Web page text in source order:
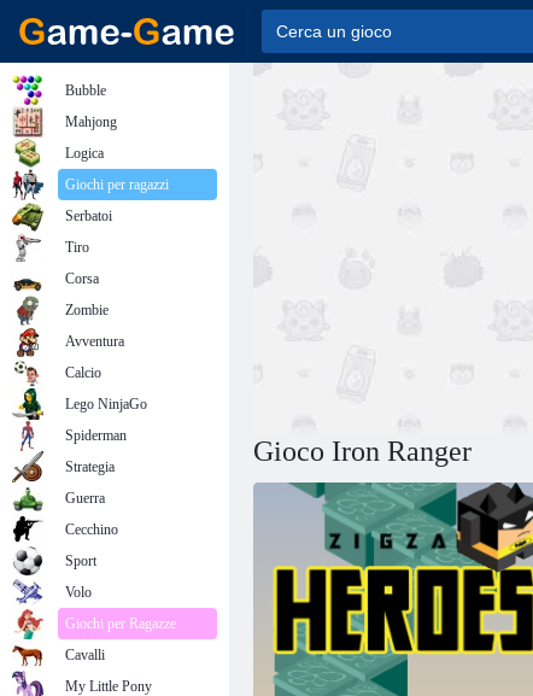
Gioco Iron Ranger
Bubble
Mahjong
Logica
Giochi per ragazzi
Serbatoi
Tiro
Corsa
Zombie
Avventura
Calcio
Lego NinjaGo
Spiderman
Strategia
Guerra
Cecchino
Sport
Volo
Giochi per Ragazze
Cavalli
My Little Pony